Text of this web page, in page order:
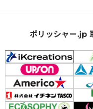
ポリッシャー.jp